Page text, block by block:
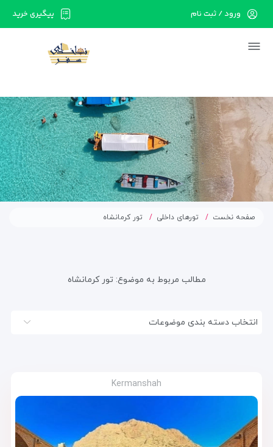
در حال حاضر ارتباط با سرور قطع می باشد لطفا
پیگیری خرید ورود / ثبت نام
صفحه نخست تورهای داخلی تور کرمانشاه
مطالب مربوط به موضوع:تور کرمانشاه
انتخاب دسته بندی موضوعات
Kermanshah